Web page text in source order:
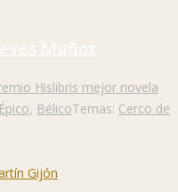
Muñoz
Hislibris mejor novela
Épico, BélicoTemas: Cerco de